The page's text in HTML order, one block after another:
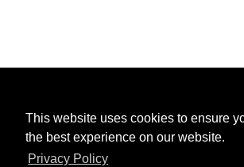
This website uses cookies to ensure
the best experience on our website.
Privacy Policy